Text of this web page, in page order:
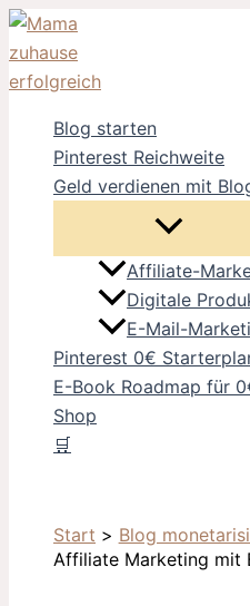
Zum
Inhalt
springen
Blog starten
Pinterest Reichweite
Geld verdienen mit
Affiliate-
Digitale
E-Mail-
Pinterest 0€
E-Book Roadmap für
Shop
🛒
Start Blog
Affiliate Marketing mit